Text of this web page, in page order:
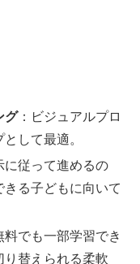
グ：ビジュアルプロ
して最適。
に従って進めるの
る子どもに向いて
料でも一部学習でき
り替えられる柔軟